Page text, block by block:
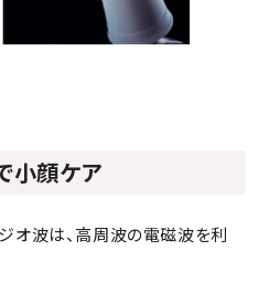
小顔ケア
オ波は、高周波の電磁波を利